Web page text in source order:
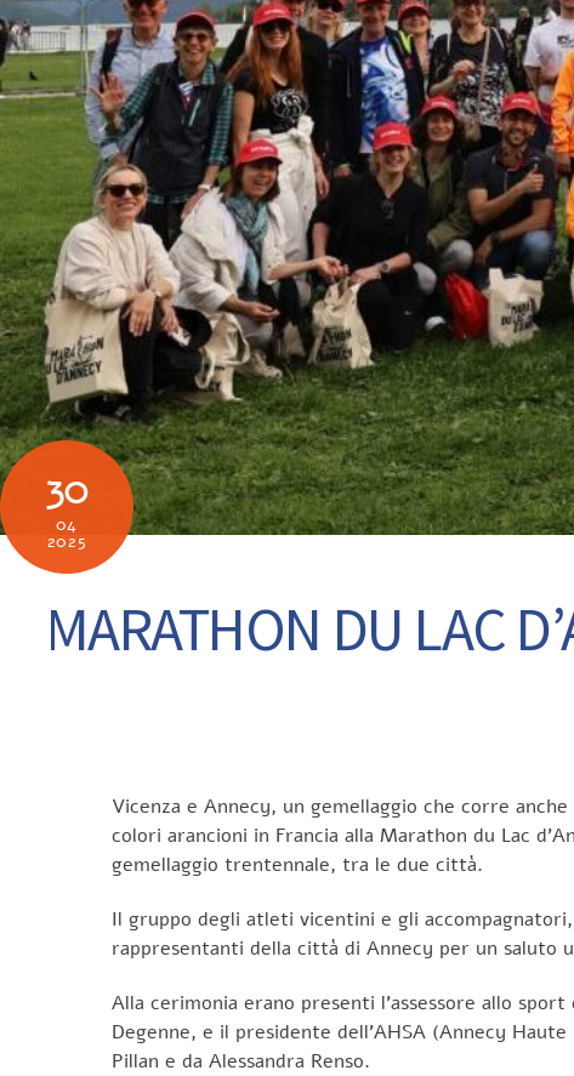
30
04
2025
MARATHON DU LAC
Vicenza e Annecy, un gemellaggio che corre
colori arancioni in Francia alla Marathon du Lac
gemellaggio trentennale, tra le due città.
Il gruppo degli atleti vicentini e gli
rappresentanti della città di Annecy per un saluto
Alla cerimonia erano presenti l’assessore allo
Degenne, e il presidente dell’AHSA (Annecy
Pillan e da Alessandra Renso.